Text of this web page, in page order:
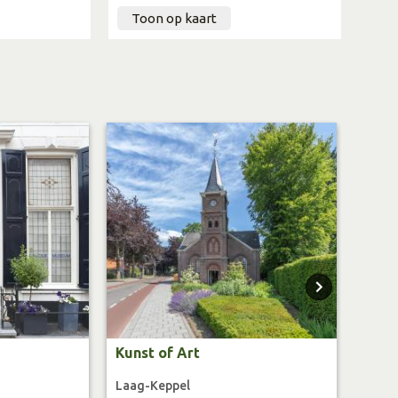
, Hummelo (59-57)
bij startpunt
Toon op kaart
Kunst of Art
Laag-Keppel